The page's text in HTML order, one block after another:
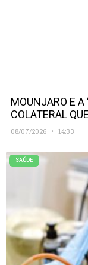
MOUNJARO E A
COLATERAL
08/07/2026 14:33
SAÚDE